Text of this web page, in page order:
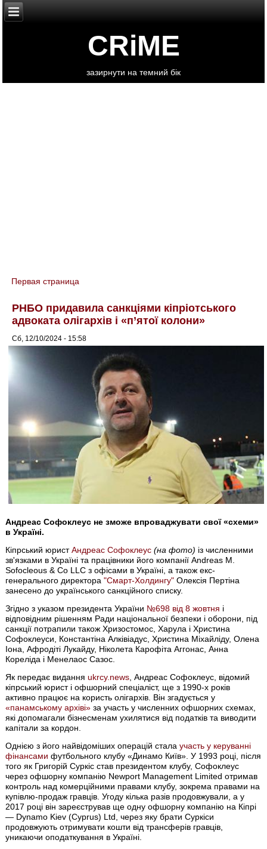
CRiME
зазирнути на темний бік
You are here
Первая страница
РНБО придавила санкціями кіпріотського
адвоката олігархів і «п’ятої колони»
Сб, 12/10/2024 - 15:58
Андреас Софоклеус не зможе впроваджувати свої «схеми»
в Україні.
Кіпрський юристАндреас Софоклеус (на фото) із численними
зв'язками в Україні та працівники його компанії Andreas M.
Sofocleous & Co LLC з офісами в Україні, а також екс-
генерального директора"Смарт-Холдингу" Олексія Пертіна
занесено до українського санкційного списку.
Згідно з указом президента України №698 від 8 жовтня і
відповідним рішенням Ради національної безпеки і оборони, під
санкції потрапили також Хризостомос, Харула і Христина
Софоклеуси, Константіна Алківіадус, Христина Міхайліду, Олена
Іона, Афродіті Лукайду, Ніколета Карофіта Аггонас, Анна
Кореліда і Менелаос Сазос.
Як передає виданняukrcy.news , Андреас Софоклеус, відомий
кіпрський юрист і офшорний спеціаліст, ще з 1990-х років
активно працює на користь олігархів. Він згадується у
«панамському архіві» за участь у численних офшорних схемах,
які допомагали бізнесменам ухилятися від податків та виводити
капітали за кордон.
Однією з його найвідоміших операцій сталаучасть у керуванні
фінансами футбольного клубу «Динамо Київ». У 1993 році, після
того як Григорій Суркіс став президентом клубу, Софоклеус
через офшорну компанію Newport Management Limited отримав
контроль над комерційними правами клубу, зокрема правами на
купівлю-продаж гравців. Угоду кілька разів продовжували, а у
2017 році він зареєстрував ще одну офшорну компанію на Кіпрі
— Dynamo Kiev (Cyprus) Ltd, через яку брати Суркіси
продовжують отримувати кошти від трансферів гравців,
уникаючи оподаткування в Україні.